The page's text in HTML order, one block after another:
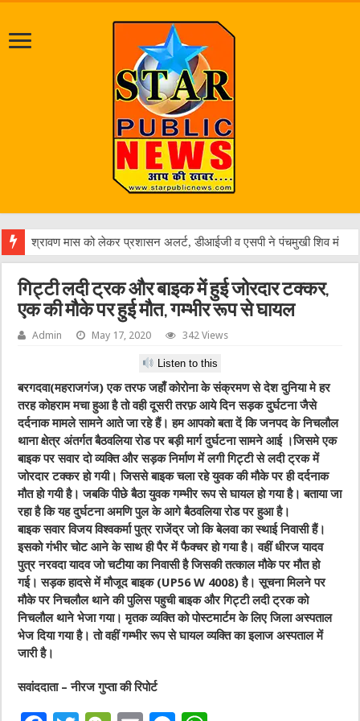
पत्रकार
गिट्टी लदी ट्रक और बाइक में हुई जोरदार टक्कर,
एक की मौके पर हुई मौत, गम्भीर रूप से घायल
Admin May 17, 2020 342 Views
Listen to this
बरगदवा(महराजगंज) एक तरफ जहाँ कोरोना के संक्रमण से देश दुनिया मे हर
तरह कोहराम मचा हुआ है तो वही दूसरी तरफ़ आये दिन सड़क दुर्घटना जैसे
दर्दनाक मामले सामने आते जा रहे हैं। हम आपको बता दें कि जनपद के निचलौल
थाना क्षेत्र अंतर्गत बैठवलिया रोड पर बड़ी मार्ग दुर्घटना सामने आई ।जिसमे एक
बाइक पर सवार दो व्यक्ति और सड़क निर्माण में लगी गिट्टी से लदी ट्रक में
जोरदार टक्कर हो गयी। जिससे बाइक चला रहे युवक की मौके पर ही दर्दनाक
मौत हो गयी है। जबकि पीछे बैठा युवक गम्भीर रूप से घायल हो गया है। बताया जा
रहा है कि यह दुर्घटना अमणि पुल के आगे बैठवलिया रोड पर हुआ है।
बाइक सवार विजय विश्वकर्मा पुत्र राजेंद्र जो कि बेलवा का स्थाई निवासी हैं।
इसको गंभीर चोट आने के साथ ही पैर में फैक्चर हो गया है। वहीं धीरज यादव
पुत्र नरवदा यादव जो चटीया का निवासी है जिसकी तत्काल मौके पर मौत हो
गई। सड़क हादसे में मौजूद बाइक (UP56 W 4008) है। सूचना मिलने पर
मौके पर निचलौल थाने की पुलिस पहुची बाइक और गिट्टी लदी ट्रक को
निचलौल थाने भेजा गया। मृतक व्यक्ति को पोस्टमार्टम के लिए जिला अस्पताल
भेज दिया गया है। तो वहीं गम्भीर रूप से घायल व्यक्ति का इलाज अस्पताल में
जारी है।
सवांददाता – नीरज गुप्ता की रिपोर्ट